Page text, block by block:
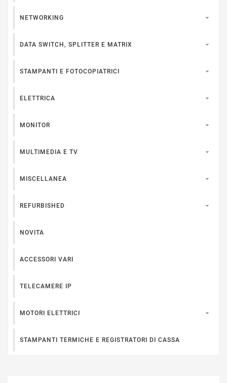
NETWORKING 
DATA SWITCH, SPLITTER E MATRIX 
STAMPANTI E FOTOCOPIATRICI 
ELETTRICA 
MONITOR 
MULTIMEDIA E TV 
MISCELLANEA 
REFURBISHED 
NOVITA
ACCESSORI VARI
TELECAMERE IP
MOTORI ELETTRICI 
STAMPANTI TERMICHE E REGISTRATORI DI CASSA